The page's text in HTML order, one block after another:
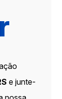
e junte-